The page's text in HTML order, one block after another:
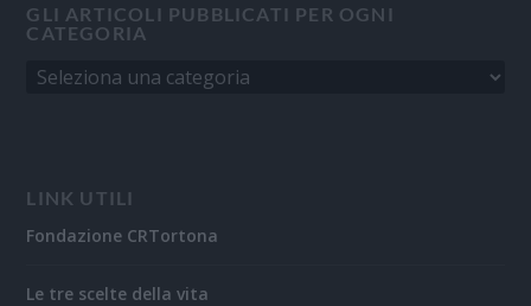
GLI ARTICOLI PUBBLICATI PER OGNI
CATEGORIA
LINK UTILI
Fondazione CRTortona
Le tre scelte della vita